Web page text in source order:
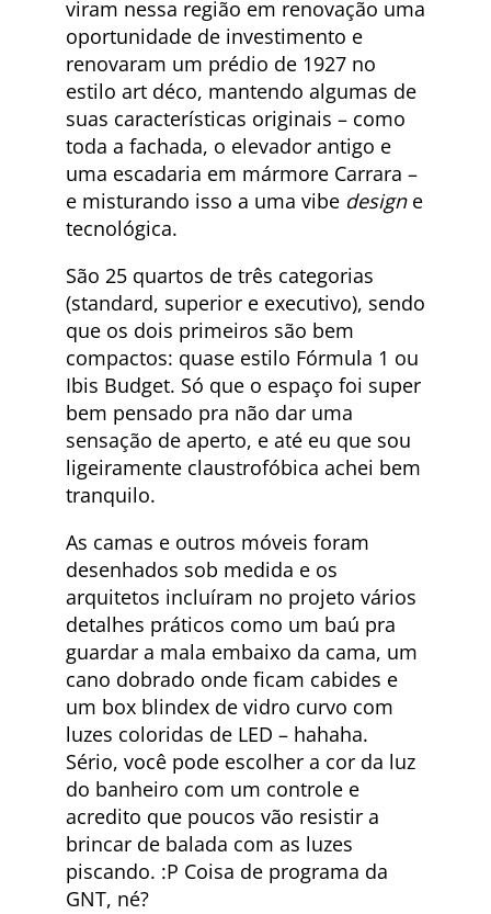
viram nessa região em renovação uma
oportunidade de investimento e
renovaram um prédio de 1927 no
estilo art déco, mantendo algumas de
suas características originais – como
toda a fachada, o elevador antigo e
uma escadaria em mármore Carrara –
e misturando isso a uma vibe designe
tecnológica.
São 25 quartos de três categorias
(standard, superior e executivo), sendo
que os dois primeiros são bem
compactos: quase estilo Fórmula 1 ou
Ibis Budget. Só que o espaço foi super
bem pensado pra não dar uma
sensação de aperto, e até eu que sou
ligeiramente claustrofóbica achei bem
tranquilo.
As camas e outros móveis foram
desenhados sob medida e os
arquitetos incluíram no projeto vários
detalhes práticos como um baú pra
guardar a mala embaixo da cama, um
cano dobrado onde ficam cabides e
um box blindex de vidro curvo com
luzes coloridas de LED – hahaha.
Sério, você pode escolher a cor da luz
do banheiro com um controle e
acredito que poucos vão resistir a
brincar de balada com as luzes
piscando. :P Coisa de programa da
GNT, né?